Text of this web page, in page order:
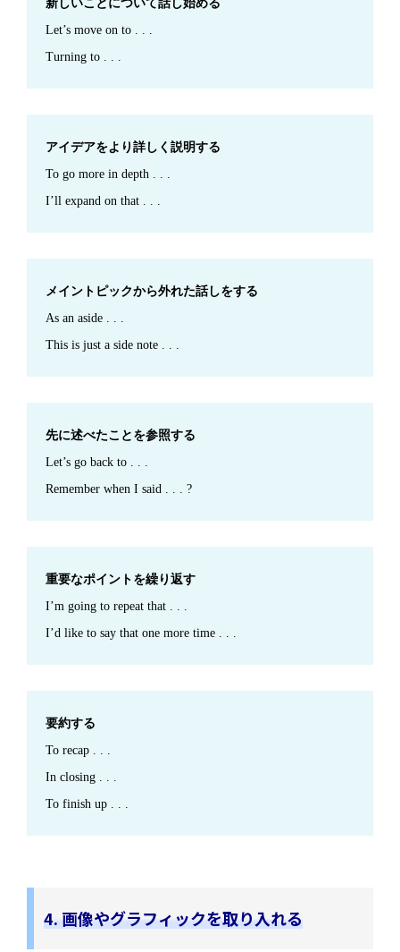
新しいことについて話し始める
Let’s move on to . . .
Turning to . . .
アイデアをより詳しく説明する
To go more in depth . . .
I’ll expand on that . . .
メイントピックから外れた話しをする
As an aside . . .
This is just a side note . . .
先に述べたことを参照する
Let’s go back to . . .
Remember when I said . . . ?
重要なポイントを繰り返す
I’m going to repeat that . . .
I’d like to say that one more time . . .
要約する
To recap . . .
In closing . . .
To finish up . . .
4. 画像やグラフィックを取り入れる